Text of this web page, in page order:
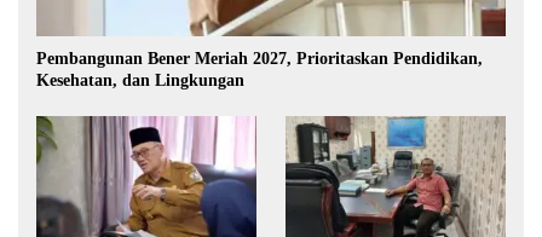
Pembangunan Bener Meriah 2027, Prioritaskan Pendidikan,
Kesehatan, dan Lingkungan